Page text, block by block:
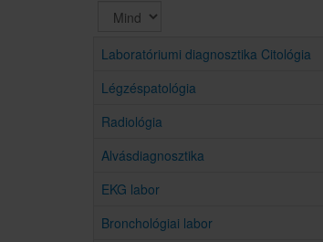
Tételek
Laboratóriumi diagnosztika Citológia
Légzéspatológia
Radiológia
Alvásdiagnosztika
EKG labor
Bronchológiai labor